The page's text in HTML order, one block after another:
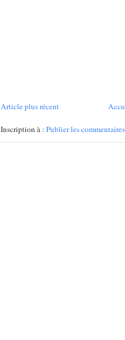
Article plus récent
Inscription à : Publier les